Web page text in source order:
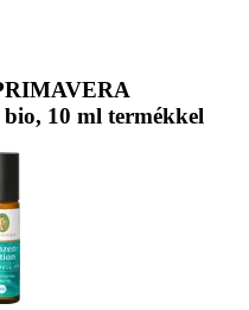
10 ml termékkel